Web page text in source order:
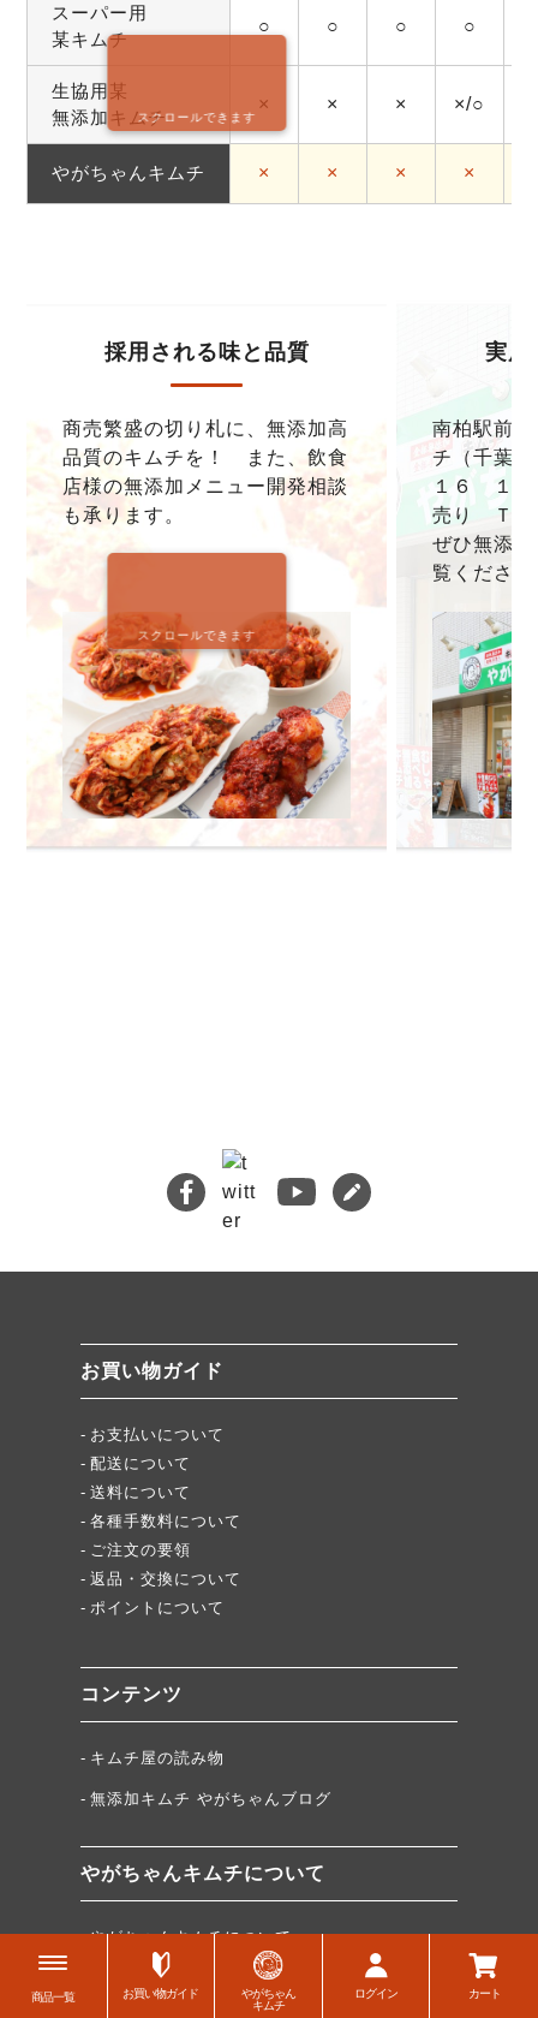
スーパー用
某キムチ
○ ○ ○ ○
生協用某
無添加キムチ
× × × ×/○
やがちゃんキムチ × × × ×
スクロールできます
採用される味と品質
商売繁盛の切り札に、無添加高
品質のキムチを！ また、飲食
店様の無添加メニュー開発相談
も承ります。
実店
南柏駅前
チ（千葉
１６ １F
売り ＴＥ
ぜひ無添
覧くださ
スクロールできます
熊本地震義援金について
キムチバイキングはお得です！
牡蠣ジュルカレー、絶品中の絶品!
絶品チャーシュー、おすすめ！
「頂・その先」圧倒的美味！
お買い物ガイド
お支払いについて
配送について
送料について
各種手数料について
ご注文の要領
返品・交換について
ポイントについて
コンテンツ
キムチ屋の読み物
無添加キムチ やがちゃんブログ
やがちゃんキムチについて
やがちゃんキムチについて
原材料について
商品一覧 お買い物ガイド
やがちゃん
キムチ
ログイン カート